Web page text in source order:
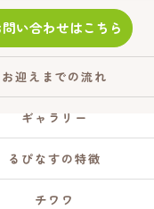
問い合わせはこちら
お迎えまでの流れ
ギャラリー
るぴなすの特徴
チワワ